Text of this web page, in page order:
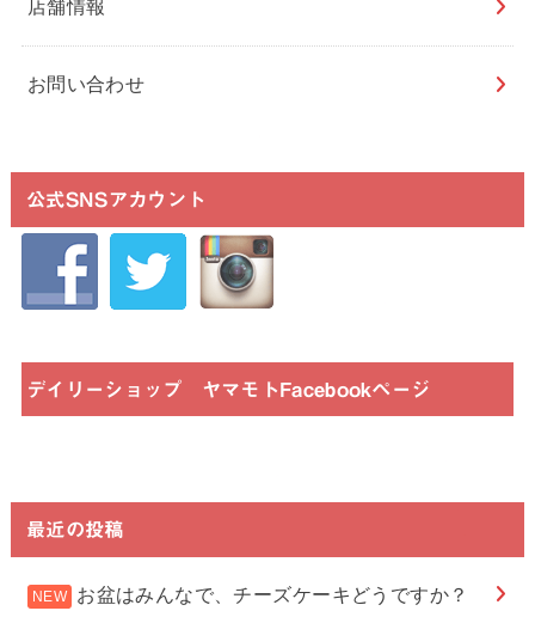
店舗情報
お問い合わせ
公式SNSアカウント
デイリーショップ ヤマモトFacebookページ
最近の投稿
お盆はみんなで、チーズケーキどうですか？